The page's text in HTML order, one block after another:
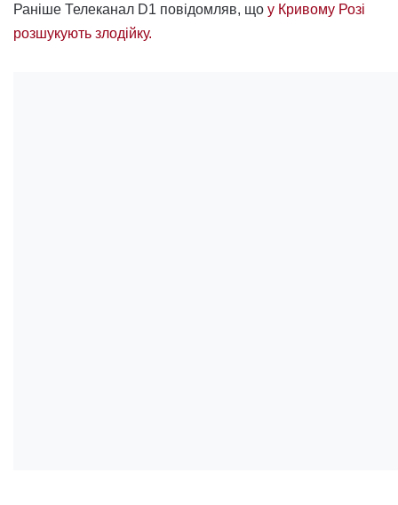
Раніше Телеканал D1 повідомляв, що у Кривому Розі
розшукують злодійку.